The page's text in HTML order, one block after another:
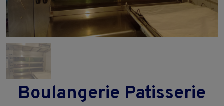
Boulangerie Patisserie